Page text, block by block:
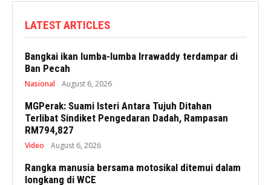
LATEST ARTICLES
Bangkai ikan lumba-lumba Irrawaddy terdampar di
Ban Pecah
Nasional August 6, 2026
MGPerak: Suami Isteri Antara Tujuh Ditahan
Terlibat Sindiket Pengedaran Dadah, Rampasan
RM794,827
Video August 6, 2026
Rangka manusia bersama motosikal ditemui dalam
longkang di WCE